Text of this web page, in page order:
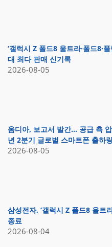
‘갤럭시 Z 폴드8 울트라·폴드8·
대 최다 판매 신기록
2026-08-05
옴디아, 보고서 발간… 공급 측
년 2분기 글로벌 스마트폰 출하
2026-08-05
삼성전자, ‘갤럭시 Z 폴드8 울트
종료
2026-08-04